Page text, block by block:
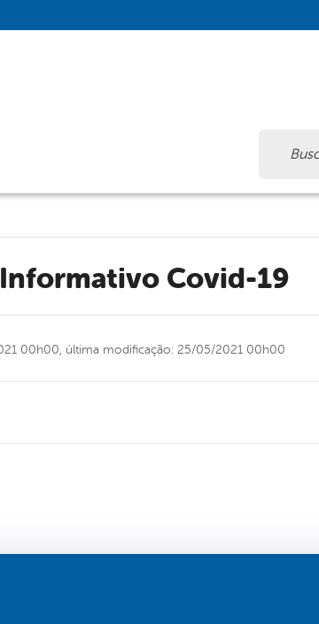
Informativo Covid-19
00h00, última modificação: 25/05/2021 00h00